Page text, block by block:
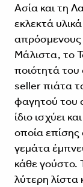
Ασία και τη
εκλεκτά
απρόσμενους
Μάλιστα, το
ποιότητά του
seller πιάτα
φαγητού του
ίδιο ισχύει
οποία επίσης
γεμάτα
κάθε γού­στο.
λύτερη λίστα